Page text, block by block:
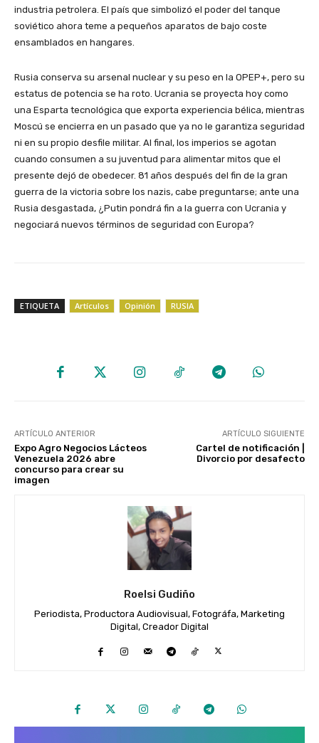
industria petrolera. El país que simbolizó el poder del tanque
soviético ahora teme a pequeños aparatos de bajo coste
ensamblados en hangares.
Rusia conserva su arsenal nuclear y su peso en la OPEP+, pero su
estatus de potencia se ha roto. Ucrania se proyecta hoy como
una Esparta tecnológica que exporta experiencia bélica, mientras
Moscú se encierra en un pasado que ya no le garantiza seguridad
ni en su propio desfile militar. Al final, los imperios se agotan
cuando consumen a su juventud para alimentar mitos que el
presente dejó de obedecer. 81 años después del fin de la gran
guerra de la victoria sobre los nazis, cabe preguntarse; ante una
Rusia desgastada, ¿Putin pondrá fin a la guerra con Ucrania y
negociará nuevos términos de seguridad con Europa?
ETIQUETA Artículos Opinión RUSIA
ARTÍCULO ANTERIOR
Expo Agro Negocios Lácteos
Venezuela 2026 abre
concurso para crear su
imagen
ARTÍCULO SIGUIENTE
Cartel de notificación |
Divorcio por desafecto
Roelsi Gudiño
Periodista, Productora Audiovisual, Fotográfa, Marketing
Digital, Creador Digital